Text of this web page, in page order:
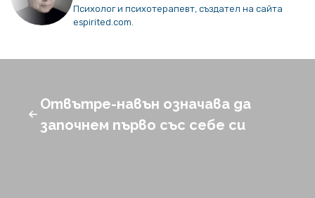
Психолог и психотерапевт, създател на сайта
espirited.com.
Отвътре-навън означава да
започнем първо със себе си